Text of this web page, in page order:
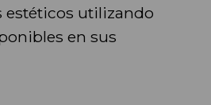
estéticos utilizando
en sus